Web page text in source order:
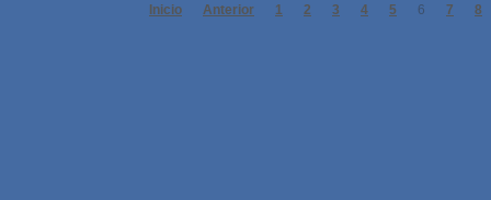
Inicio Anterior 1 2 3 4 5 6 7 8